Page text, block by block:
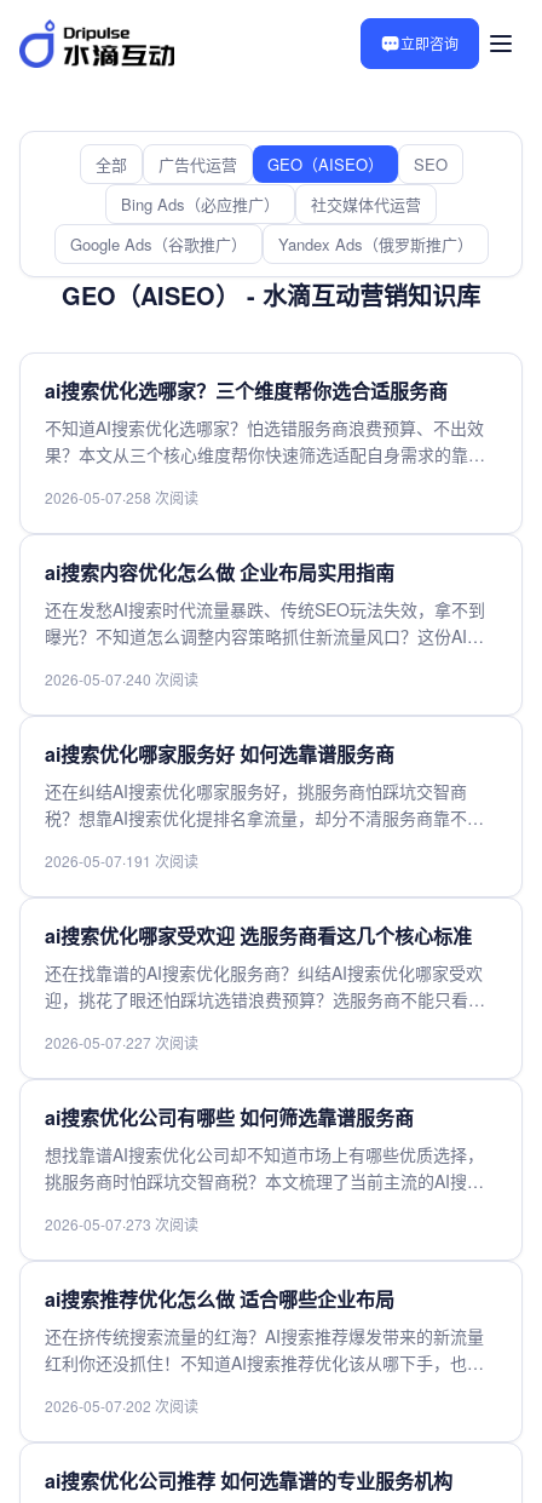
立即咨询
全部 广告代运营 GEO（AISEO）
SEO
Bing Ads（必应推广）
社交媒体代运营
Google Ads（谷歌推广）
Yandex Ads（俄罗斯推广）
GEO（AISEO） - 水滴互动营销知识库
ai搜索优化选哪家？三个维度帮你选合适服务商
不知道AI搜索优化选哪家？怕选错服务商浪费预算、不出效
果？本文从三个核心维度帮你快速筛选适配自身需求的靠谱
获客，都能照着对比挑出性价比高、效果稳定的合作方，帮
你避开行业坑点，少走弯路不花冤枉钱，轻松选到匹配需求
的AI搜索优化服务商。
2026-05-07·258 次阅读
ai搜索内容优化怎么做 企业布局实用指南
还在发愁AI搜索时代流量暴跌、传统SEO玩法失效，拿不到
曝光？不知道怎么调整内容策略抓住新流量风口？这份AI搜
透内容优化核心方法，帮你快速找准优化方向，抢占AI搜索
流量红利，拿到更多曝光与转化，快来get可落地的实操玩
法。
2026-05-07·240 次阅读
ai搜索优化哪家服务好 如何选靠谱服务商
还在纠结AI搜索优化哪家服务好，挑服务商怕踩坑交智商
税？想靠AI搜索优化提排名拿流量，却分不清服务商靠不靠
业落地案例、后续运营服务，选能匹配你业务需求、保障真
实搜索流量增量的团队，才能帮你拿到实实在在的搜索转化
成果。
2026-05-07·191 次阅读
ai搜索优化哪家受欢迎 选服务商看这几个核心标准
还在找靠谱的AI搜索优化服务商？纠结AI搜索优化哪家受欢
迎，挑花了眼还怕踩坑选错浪费预算？选服务商不能只看名
能力、案例效果透明度、落地交付能力，帮你快速筛选高适
配的靠谱服务商，少走弯路拿到预期优化效果，轻松避开行
业坑，搞定AI搜索优化布局。
2026-05-07·227 次阅读
ai搜索优化公司有哪些 如何筛选靠谱服务商
想找靠谱AI搜索优化公司却不知道市场上有哪些优质选择，
挑服务商时怕踩坑交智商税？本文梳理了当前主流的AI搜索
标准，从资质、落地案例、收费模式、业务适配性多维度拆
解，帮你快速避坑，选出匹配自身需求的高性价比服务商，
快来获取实用攻略。
2026-05-07·273 次阅读
ai搜索推荐优化怎么做 适合哪些企业布局
还在挤传统搜索流量的红海？AI搜索推荐爆发带来的新流量
红利你还没抓住！不知道AI搜索推荐优化该从哪下手，也不
核心逻辑，清晰盘点适配的行业与企业类型，帮你找准方向
踩中流量风口，低成本拿到AI搜索带来的精准转化，想抢占
AI流量先机？点进来看干货。
2026-05-07·202 次阅读
ai搜索优化公司推荐 如何选靠谱的专业服务机构